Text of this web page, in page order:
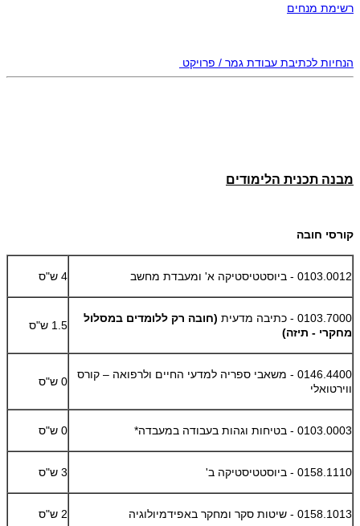
רשימת מנחים
הנחיות לכתיבת עבודת גמר / פרויקט
מבנה תכנית הלימודים
קורסי חובה
0103.0012 - ביוסטטיסטיקה א' ומעבדת מחשב 4 ש"ס
0103.7000 - כתיבה מדעית
(חובה רק ללומדים במסלול
מחקרי - תיזה)
1.5 ש"ס
0146.4400 - משאבי ספריה למדעי החיים ולרפואה – קורס
ווירטואלי
0 ש"ס
0103.0003 - בטיחות וגהות בעבודה במעבדה* 0 ש"ס
0158.1110 - ביוסטטיסטיקה ב' 3 ש"ס
0158.1013 - שיטות סקר ומחקר באפידמיולוגיה 2 ש"ס